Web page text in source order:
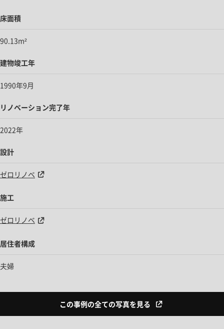
床面積
90.13m²
建物竣工年
1990年9月
リノベーション完了年
2022年
設計
ゼロリノベ
施工
ゼロリノベ
居住者構成
夫婦
この事例の全ての写真を見る